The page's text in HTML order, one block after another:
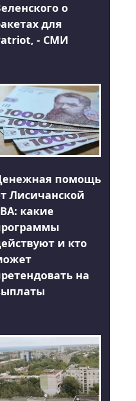
о
для
- СМИ
помощь
Лисичанской
какие
и кто
на